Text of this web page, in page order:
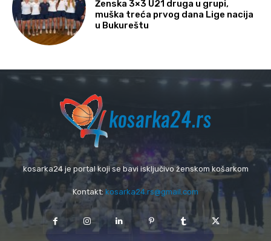
Ženska 3×3 U21 druga u grupi,
muška treća prvog dana Lige nacija
u Bukureštu
kosarka24 je portal koji se bavi isključivo ženskom košarkom
Kontakt: kosarka24.rs@gmail.com